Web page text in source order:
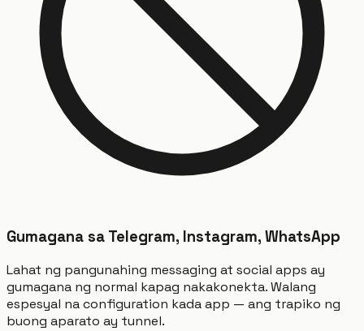
Gumagana sa Telegram, Instagram, WhatsApp
Lahat ng pangunahing messaging at social apps ay
gumagana ng normal kapag nakakonekta. Walang
espesyal na configuration kada app — ang trapiko ng
buong aparato ay tunnel.